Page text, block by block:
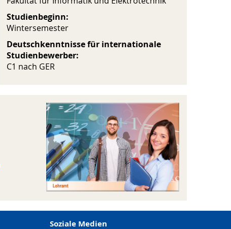
Studienbeginn:
Wintersemester
Deutschkenntnisse für internationale
Studienbewerber:
C1 nach GER
Soziale Medien